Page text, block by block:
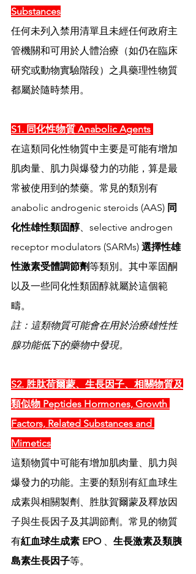
Substances
任何未列入禁用清單且未經任何政府主
管機關和可用於人體治療（如仍在臨床
研究或動物實驗階段）之具藥理性物質
都屬於隨時禁用。
S1. 同化性物質 Anabolic Agents
在這類同化性物質中主要是可能有增加
肌肉量、肌力與爆發力的功能，算是最
常被使用到的禁藥。常見的類別有
anabolic androgenic steroids (AAS) 同
化性雄性類固醇、selective androgen
receptor modulators (SARMs) 選擇性雄
性激素受體調節劑等類別。其中睪固酮
以及一些同化性類固醇就屬於這個範
疇。
註：這類物質可能會在用於治療雄性性
腺功能低下的藥物中發現。
S2. 胜肽荷爾蒙、生長因子、相關物質及
類似物 Peptides Hormones, Growth
Factors, Related Substances and
Mimetics
這類物質中可能有增加肌肉量、肌力與
爆發力的功能。主要的類別有紅血球生
成素與相關製劑、胜肽賀爾蒙及釋放因
子與生長因子及其調節劑。常見的物質
有紅血球生成素 EPO 、 生長激素及類胰
島素生長因子等。